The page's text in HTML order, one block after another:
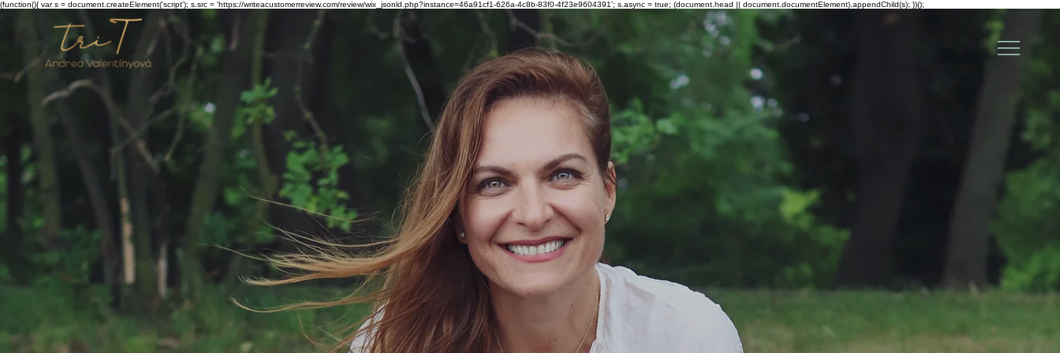
(function(){ var s = document.createElement('script'); s.src = 'https://writeacustomerreview.com/review/wix_jsonld.php?instance=46a91cf1-626a-4c8b-83f0-4f23e9604391'; s.async = true; (document.head || document.documentElement).appendChild(s); })();